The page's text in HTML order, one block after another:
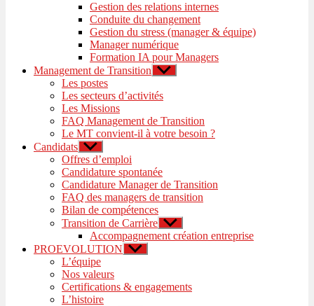
Gestion des relations internes
Conduite du changement
Gestion du stress (manager & équipe)
Manager numérique
Formation IA pour Managers
Management de Transition Afficher
sous-
menu
Les postes
Les secteurs d’activités
Les Missions
FAQ Management de Transition
Le MT convient-il à votre besoin ?
Candidats Afficher
le
sous-
menu
Offres d’emploi
Candidature spontanée
Candidature Manager de Transition
FAQ des managers de transition
Bilan de compétences
Transition de Carrière Afficher
le
sous-
Accompagnement création entreprise
PROEVOLUTION Afficher
menu
L’équipe
Nos valeurs
Certifications & engagements
L’histoire